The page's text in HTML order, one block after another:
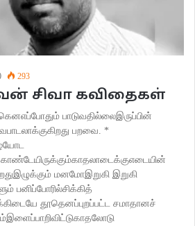
293
சிவா கவிதைகள்
பாடுவதில்லைஇருப்பின்
பறவை. *
மனமோஇறுகி இறுகி
பனிப்போரில்சிக்கித்
தூதெனப்புறப்பட்ட சமாதானச்